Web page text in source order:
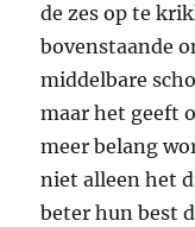
de zes op te
bovenstaande
middelbare
maar het geeft
meer belang
niet alleen het
beter hun best